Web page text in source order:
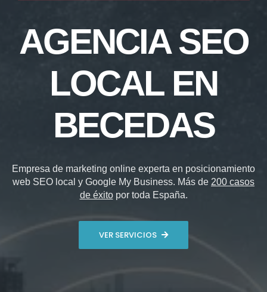
AGENCIA SEO
LOCAL EN
BECEDAS
Empresa de marketing online experta en posicionamiento
web SEO local y Google My Business. Más de 200 casos
de éxitopor toda España.
VER SERVICIOS